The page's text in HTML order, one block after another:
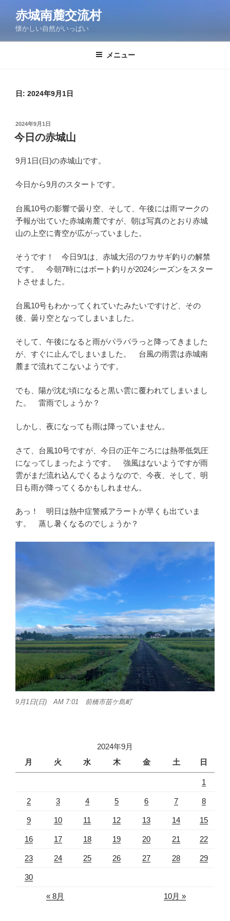
ン
赤城南麓交流村
懐かしい自然がいっぱい
メニュー
日: 2024年9月1日
投
稿
日:
2024年9月1日
今日の赤城山
9月1日(日)の赤城山です。
今日から9月のスタートです。
台風10号の影響で曇り空、そして、午後には雨マークの
予報が出ていた赤城南麓ですが、朝は写真のとおり赤城
山の上空に青空が広がっていました。
そうです！ 今日9/1は、赤城大沼のワカサギ釣りの解禁
です。 今朝7時にはボート釣りが2024シーズンをスター
トさせました。
台風10号もわかってくれていたみたいですけど、その
後、曇り空となってしまいました。
そして、午後になると雨がパラパラっと降ってきました
が、すぐに止んでしまいました。 台風の雨雲は赤城南
麓まで流れてこないようです。
でも、陽が沈む頃になると黒い雲に覆われてしまいまし
た。 雷雨でしょうか？
しかし、夜になっても雨は降っていません。
さて、台風10号ですが、今日の正午ごろには熱帯低気圧
になってしまったようです。 強風はないようですが雨
雲がまだ流れ込んでくるようなので、今夜、そして、明
日も雨が降ってくるかもしれません。
あっ！ 明日は熱中症警戒アラートが早くも出ていま
す。 蒸し暑くなるのでしょうか？
9月1日(日) AM 7:01 前橋市苗ケ島町
2024年9月
月
火 水 木 金 土 日
1
2 3 4 5 6 7 8
9 10 11 12 13 14 15
16 17 18 19 20 21 22
23 24 25 26 27 28 29
30
« 8月 10月 »